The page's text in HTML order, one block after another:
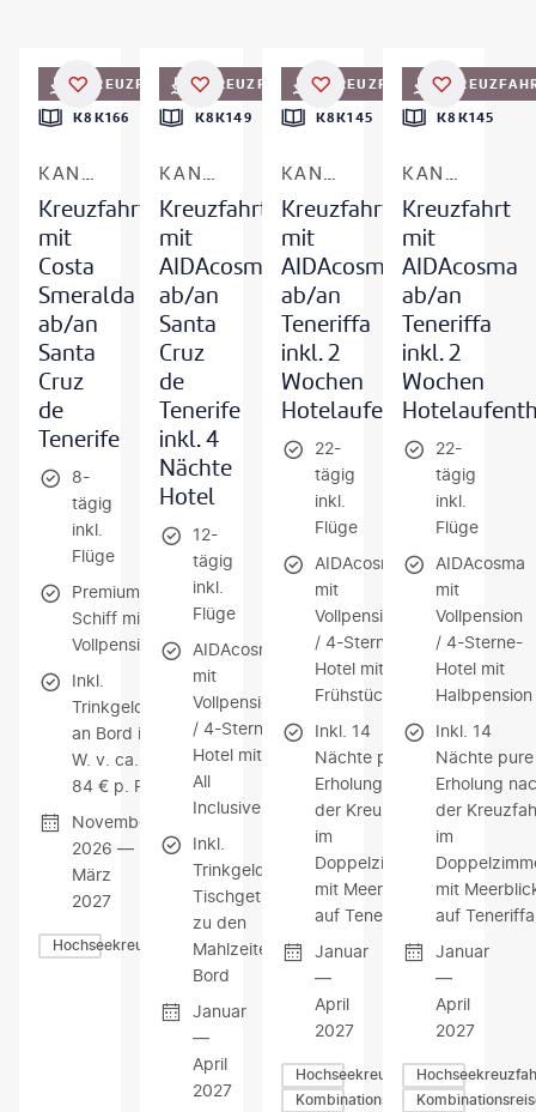
KREUZFAHRT
K8K166
KANAREN & MADEIRA
Kreuzfahrt
mit
Costa
Smeralda
ab/an
Santa
Cruz
de
Tenerife
8-
tägig
inkl.
Flüge
Premium-
Schiff mit
Vollpension
Inkl.
Trinkgelder
an Bord i.
W. v. ca.
84 € p. P.
November
2026 —
März
2027
Hochseekreuzfahrten
KREUZFAHRT
K8K149
KANAREN & MADEIRA
Kreuzfahrt
mit
AIDAcosma
ab/an
Santa
Cruz
de
Tenerife
inkl. 4
Nächte
Hotel
12-
tägig
inkl.
Flüge
AIDAcosma
mit
Vollpension
/ 4-Sterne-
Hotel mit
All
Inclusive
Inkl.
Trinkgelder &
Tischgetränke
zu den
Mahlzeiten an
Bord
Januar
—
April
2027
KREUZFAHRT
K8K145
KANAREN & MADEIRA
Kreuzfahrt
mit
AIDAcosma
ab/an
Teneriffa
inkl. 2
Wochen
Hotelaufenthalt
22-
tägig
inkl.
Flüge
AIDAcosma
mit
Vollpension
/ 4-Sterne-
Hotel mit
Frühstück
Inkl. 14
Nächte pure
Erholung nach
der Kreuzfahrt
im
Doppelzimmer
mit Meerblick
auf Teneriffa
Januar
—
April
2027
Hochseekreuzfahrten
Kombinationsreisen
K8K145
KANAREN & MADEIRA
Kreuzfahrt
mit
AIDAcosma
ab/an
Teneriffa
inkl. 2
Wochen
22-
tägig
inkl.
Flüge
AIDAcosma
mit
Vollpension
/ 4-Sterne-
Hotel mit
Halbpension
Inkl. 14
Nächte pure
Erholung
der
im
mit
auf Teneriffa
Januar
—
April
2027